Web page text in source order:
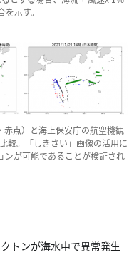
示す。
点）と海上保安庁の航空機観
較。「しきさい」画像の活用に
ンが可能であることが検証され
トンが海水中で異常発生